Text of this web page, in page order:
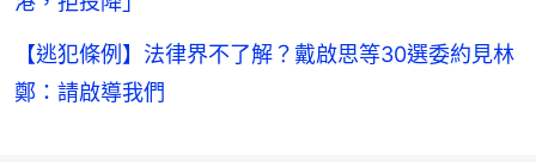
【逃犯條例】法律界不了解？戴啟思等30選委約見林
鄭：請啟導我們